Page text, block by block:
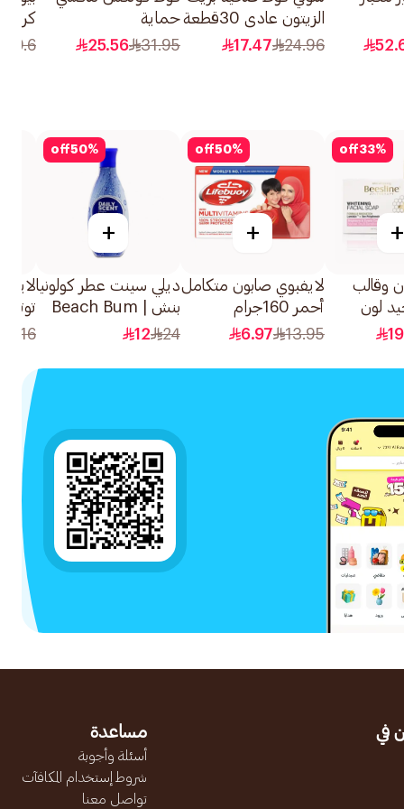
الزيتون عادي 30قطعة
24.96
17.47
حماية
السميكة،قطعةبالأجنحة
31.95
25.56
كريم
الدهنية
119.6
33%
off
+
وقالب
لون
50%
off
+
لايفبوي صابون متكامل
أحمر 160جرام
13.95
6.97
50%
off
+
ديلي سينت عطر كولونيا
بنش | Beach Bum
ا125مل
24
12
توتال 10 200مل
16
في مساعدة
أسئلة وأجوبة
شروط إستخدام المكافآت
تواصل معنا